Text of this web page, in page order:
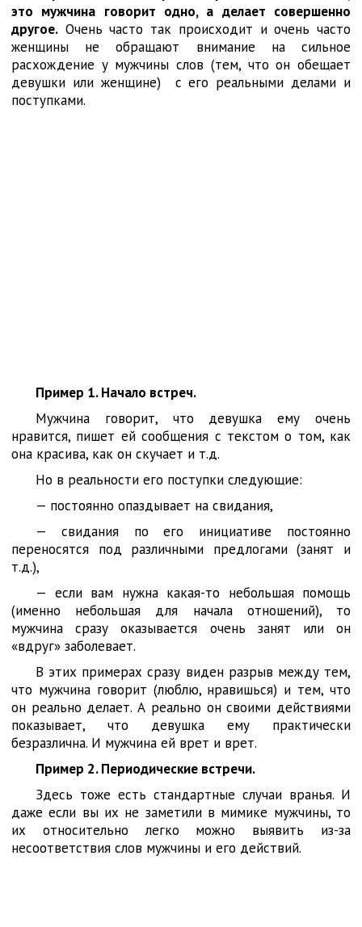
это мужчина говорит одно, а делает совершенно
другое. Очень часто так происходит и очень часто
женщины не обращают внимание на сильное
расхождение у мужчины слов (тем, что он обещает
девушки или женщине) с его реальными делами и
поступками.
Пример 1. Начало встреч.
Мужчина говорит, что девушка ему очень
нравится, пишет ей сообщения с текстом о том, как
она красива, как он скучает и т.д.
Но в реальности его поступки следующие:
— постоянно опаздывает на свидания,
— свидания по его инициативе постоянно
переносятся под различными предлогами (занят и
т.д.),
— если вам нужна какая-то небольшая помощь
(именно небольшая для начала отношений), то
мужчина сразу оказывается очень занят или он
«вдруг» заболевает.
В этих примерах сразу виден разрыв между тем,
что мужчина говорит (люблю, нравишься) и тем, что
он реально делает. А реально он своими действиями
показывает, что девушка ему практически
безразлична. И мужчина ей врет и врет.
Пример 2. Периодические встречи.
Здесь тоже есть стандартные случаи вранья. И
даже если вы их не заметили в мимике мужчины, то
их относительно легко можно выявить из-за
несоответствия слов мужчины и его действий.